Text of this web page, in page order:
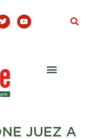
T
w
i
Y
o
u
JUEZ A